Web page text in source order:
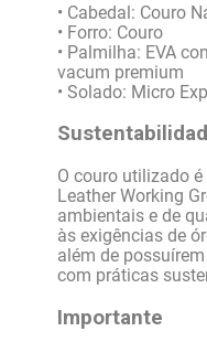
• Cabedal: Couro
• Forro: Couro
• Palmilha: EVA
vacum premium
• Solado: Micro
O couro utilizado
Leather Working
ambientais e de
às exigências de
além de
com práticas
Importante